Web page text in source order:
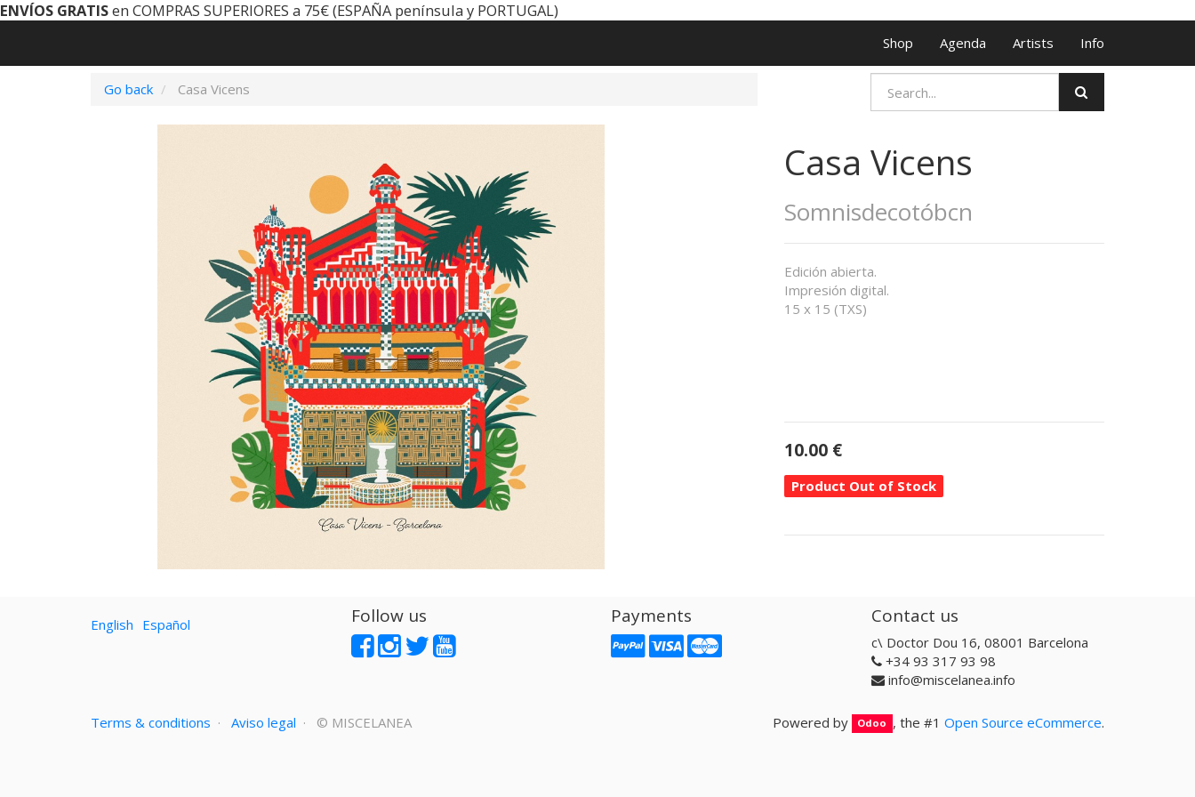
ENVÍOS GRATISen COMPRAS SUPERIORES a 75€ (ESPAÑA península y PORTUGAL)
Shop Agenda Artists Info
Go back Casa Vicens
Casa Vicens
Somnisdecotóbcn
Edición abierta.
Impresión digital.
15 x 15 (TXS)
10.00 €
Product Out of Stock
English Español Follow us Payments Contact us
c\ Doctor Dou 16, 08001 Barcelona
+34 93 317 93 98
info@miscelanea.info
Powered by Odoo , the #1 Open Source eCommerce.
Terms & conditions · Aviso legal · © MISCELANEA